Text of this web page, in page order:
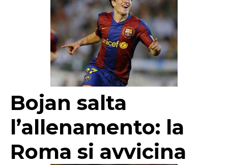
Bojan salta
l’allenamento: la
Roma si avvicina